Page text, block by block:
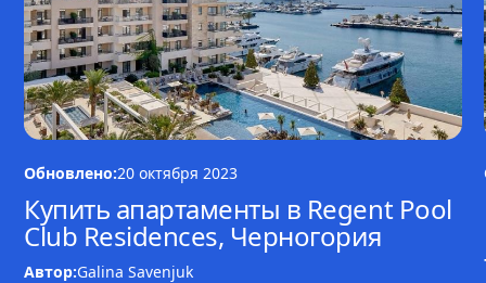
Обновлено:20 октября 2023
Купить апартаменты в Regent Pool
Club Residences, Черногория
Автор:Galina Savenjuk